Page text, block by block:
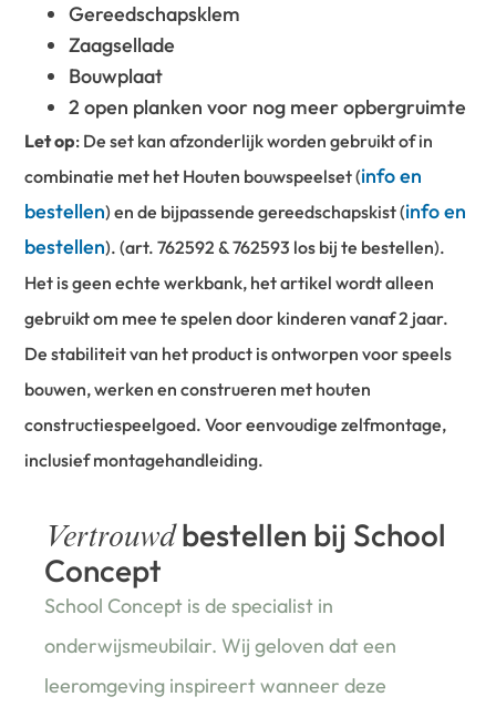
Gereedschapsklem
Zaagsellade
Bouwplaat
2 open planken voor nog meer opbergruimte
Let op: De set kanafzonderlijk worden gebruikt of in
combinatie met het Houten bouwspeelset (info en
bestellen) en de bijpassende gereedschapskist (info en
bestellen). (art. 762592 & 762593 los bij te bestellen).
Het is geen echte werkbank, het artikel wordt alleen
gebruikt om mee te spelen door kinderen vanaf 2 jaar.
De stabiliteit van het product is ontworpen voor speels
bouwen, werken en construeren met houten
constructiespeelgoed. Voor eenvoudige zelfmontage,
inclusief montagehandleiding.
Vertrouwdbestellen bij School
Concept
School Concept is de specialist in
onderwijsmeubilair. Wij geloven dat een
leeromgeving inspireert wanneer deze